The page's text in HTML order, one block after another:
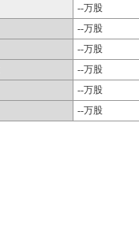
--万股
--万股
--万股
--万股
--万股
--万股